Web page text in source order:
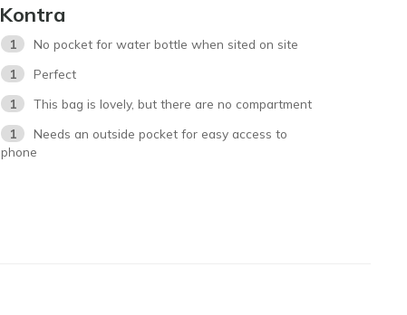
Kontra
1
No pocket for water bottle when sited on site
1
Perfect
1
This bag is lovely, but there are no compartment
1
Needs an outside pocket for easy access to
phone